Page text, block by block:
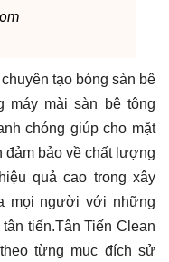
chuyên tạo bóng sàn bê
máy mài sàn bê tông
chóng giúp cho mặt
đảm bảo về chất lượng
quả cao trong xây
mọi người với những
tiến.Tân Tiến Clean
từng mục đích sử